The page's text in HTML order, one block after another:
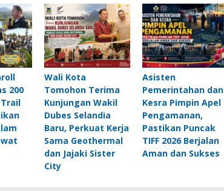
200
Wali Kota
Tomohon Terima
Kunjungan Wakil
Dubes Selandia
Baru, Perkuat Kerja
Sama Geothermal
dan Jajaki Sister
City
Asisten
Pemerintahan dan
Kesra Pimpin Apel
Pengamanan,
Pastikan Puncak
TIFF 2026 Berjalan
Aman dan Sukses